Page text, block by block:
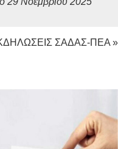
ΣΑΔΑΣ-ΠΕΑ »